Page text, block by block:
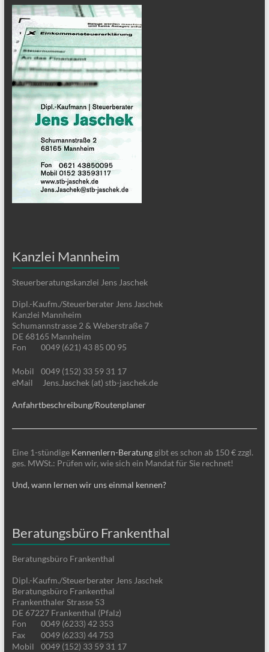
Kanzlei Mannheim
Steuerberatungskanzlei Jens Jaschek
Dipl.-Kaufm./Steuerberater Jens Jaschek
Kanzlei Mannheim
Schumannstrasse 2 & Weberstraße 7
DE 68165 Mannheim
Fon
0049 (621) 43 85 00 95
Mobil
0049 (152) 33 59 31 17
eMail
Jens.Jaschek (at) stb-jaschek.de
Anfahrtbeschreibung/Routenplaner
Eine 1-stündige Kennenlern-Beratunggibt es schon ab 150 € zzgl.
ges. MWSt.: Prüfen wir, wie sich ein Mandat für Sie rechnet!
Und, wann lernen wir uns einmal kennen?
Beratungsbüro Frankenthal
Beratungsbüro Frankenthal
Dipl.-Kaufm./Steuerberater Jens Jaschek
Beratungsbüro Frankenthal
Frankenthaler Strasse 53
DE 67227 Frankenthal (Pfalz)
Fon
0049 (6233) 42 353
Fax
0049 (6233) 44 753
Mobil
0049 (152) 33 59 31 17